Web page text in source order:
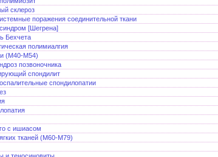
склероз
поражения соединительной ткани
[Шегрена]
Бехчета
полимиалгия
(M40-M54)
позвоночника
спондилит
спондилопатии
с ишиасом
тканей (M60-M79)